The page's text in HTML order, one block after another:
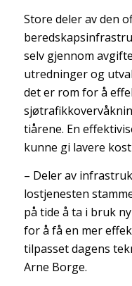
Store deler av den
selv gjennom
utredninger og
det er rom for å
tiårene. En
kunne gi lavere
– Deler av
lostjenesten
på tide å ta i bruk
for å få en mer
tilpasset dagens
Arne Borge.